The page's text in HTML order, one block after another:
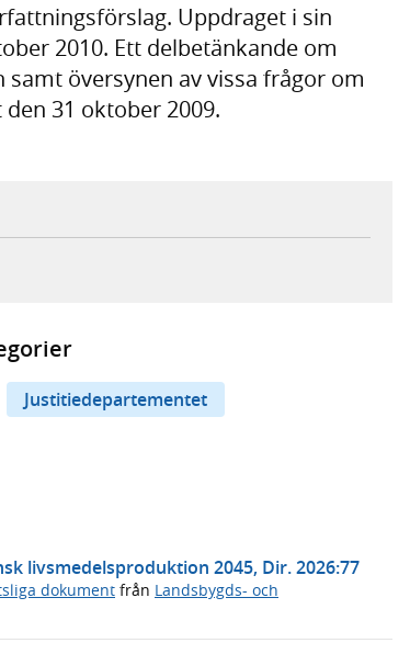
Uppdraget i sin
2010. Ett delbetänkande om
översynen av vissa frågor om
31 oktober 2009.
extern webbplats,
din e-postklient,
Justitiedepartementet
livsmedelsproduktion 2045, Dir. 2026:77
dokument från Landsbygds- och